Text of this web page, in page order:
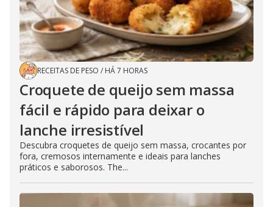
RECEITAS DE PESO / HÁ 7 HORAS
Croquete de queijo sem massa
fácil e rápido para deixar o
lanche irresistível
Descubra croquetes de queijo sem massa, crocantes por
fora, cremosos internamente e ideais para lanches
práticos e saborosos. The...